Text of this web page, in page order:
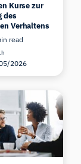
Kurse zur
des
Verhaltens
read
2026